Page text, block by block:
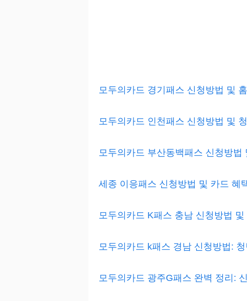
모두의카드 경기패스 신청방법 및
모두의카드 인천패스 신청방법 및
모두의카드 부산동백패스 신청방
세종 이응패스 신청방법 및 카드 혜
모두의카드 K패스 충남 신청방법
모두의카드 k패스 경남 신청방법:
모두의카드 광주G패스 완벽 정리: